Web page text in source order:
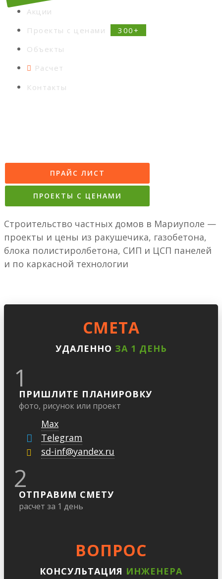
Акции
Проекты с ценами
Объекты
Расчет
Контакты
ПРАЙС ЛИСТ
ПРОЕКТЫ С ЦЕНАМИ
Строительство частных домов в Мариуполе —
проекты и цены из ракушечика, газобетона,
блока полистиролбетона, СИП и ЦСП панелей
и по каркасной технологии
CМЕТА
УДАЛЕННО ЗА 1 ДЕНЬ
1
ПРИШЛИТЕ ПЛАНИРОВКУ
фото, рисунок или проект
Max
Telegram
sd-inf@yandex.ru
2
ОТПРАВИМ СМЕТУ
расчет за 1 день
ВОПРОС
КОНСУЛЬТАЦИЯ ИНЖЕНЕРА